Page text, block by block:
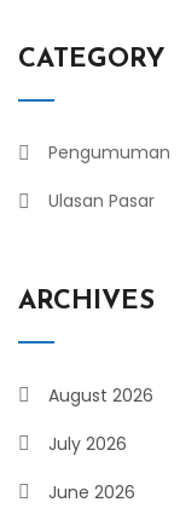
CATEGORY
Pengumuman
Ulasan Pasar
ARCHIVES
August 2026
July 2026
June 2026